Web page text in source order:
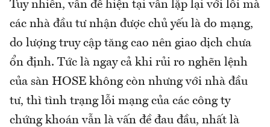
Tuy nhiên, vấn đề hiện tại vẫn lặp lại với lỗi mà
các nhà đầu tư nhận được chủ yếu là do mạng,
do lượng truy cập tăng cao nên giao dịch chưa
ổn định. Tức là ngay cả khi rủi ro nghẽn lệnh
của sàn HOSE không còn nhưng với nhà đầu
tư, thì tình trạng lỗi mạng của các công ty
chứng khoán vẫn là vấn đề đau đầu, nhất là